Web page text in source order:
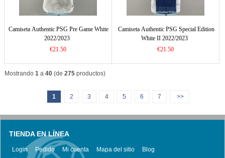
Camiseta Authentic PSG Pre Game White
2022/2023
€21.50
Camiseta Authentic PSG Special Edition
White II 2022/2023
€21.50
Mostrando 1a 40(de 275productos)
1 2 3 4 5 6 7 >>
TIENDA EN LÍNEA
Login Pedido Mi cuenta Mapa del sitio Blog